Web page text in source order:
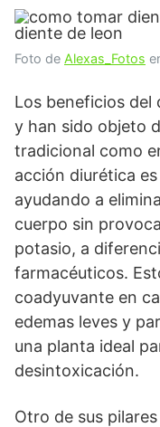
Foto de Alexas_Fotos
Los beneficios del
y han sido objeto
tradicional como
acción diurética
ayudando a
cuerpo sin
potasio, a
farmacéuticos.
coadyuvante en
edemas leves y
una planta ideal
desintoxicación.
Otro de sus